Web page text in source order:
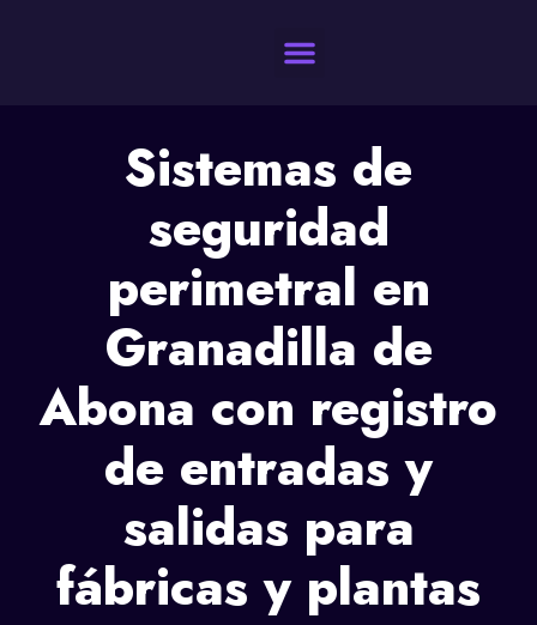
Sistemas de
seguridad
perimetral en
Granadilla de
Abona con registro
de entradas y
salidas para
fábricas y plantas